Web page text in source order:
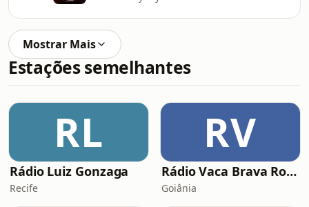
Mostrar Mais
Estações semelhantes
RL
Rádio Luiz Gonzaga
Recife
RV
Rádio Vaca Brava Rock
Goiânia